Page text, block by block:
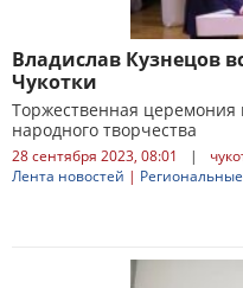
Владислав Кузнецов
Чукотки
Торжественная
народного творчества
28 сентября 2023, 08:01 |
Лента новостей |